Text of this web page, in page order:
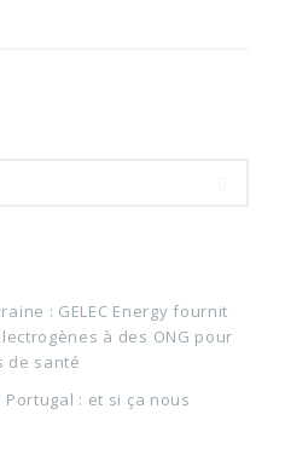
: GELEC Energy fournit
à des ONG pour
de santé
: et si ça nous